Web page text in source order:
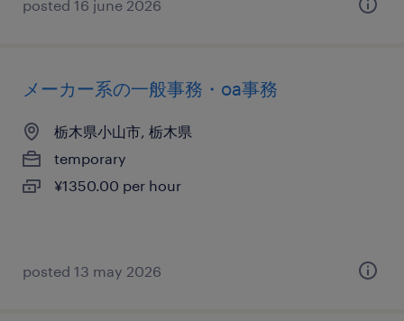
posted 16 june 2026
メーカー系の一般事務・oa事務
栃木県小山市, 栃木県
temporary
¥1350.00 per hour
posted 13 may 2026